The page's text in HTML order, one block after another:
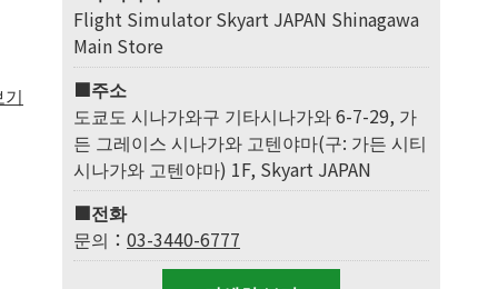
Flight Simulator Skyart JAPAN Shinagawa
Main Store
■주소
도쿄도 시나가와구 기타시나가와 6-7-29, 가
든 그레이스 시나가와 고텐야마(구: 가든 시티
시나가와 고텐야마) 1F, Skyart JAPAN
■전화
문의： 03-3440-6777